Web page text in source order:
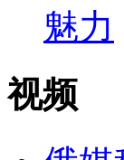
视频